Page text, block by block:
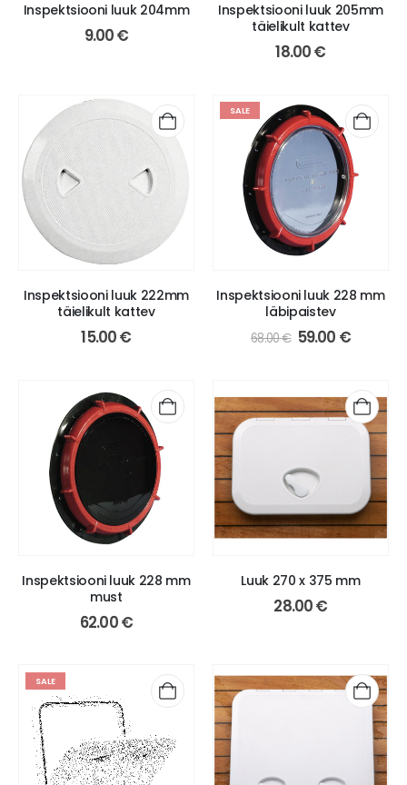
Inspektsiooni luuk 204mm
9.00€
Inspektsiooni luuk 205mm
täielikult kattev
18.00€
Inspektsiooni luuk 222mm
täielikult kattev
15.00€
SALE
Inspektsiooni luuk 228 mm
läbipaistev
68.00€ Algne
59.00 €
Inspektsiooni luuk 228 mm
must
62.00€
Luuk 270 x 375 mm
28.00€
SALE